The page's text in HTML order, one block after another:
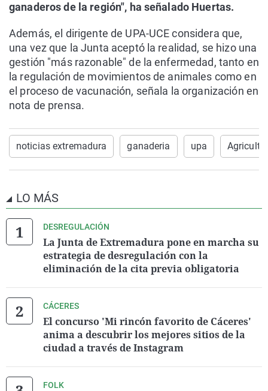
ganaderos de la región", ha señalado Huertas.
Además, el dirigente de UPA-UCE considera que,
una vez que la Junta aceptó la realidad, se hizo una
gestión "más razonable" de la enfermedad, tanto en
la regulación de movimientos de animales como en
el proceso de vacunación, señala la organización en
nota de prensa.
noticias extremadura ganaderia upa
LO MÁS
DESREGULACIÓN
La Junta de Extremadura pone en marcha su
estrategia de desregulación con la
eliminación de la cita previa obligatoria
CÁCERES
El concurso 'Mi rincón favorito de Cáceres'
anima a descubrir los mejores sitios de la
ciudad a través de Instagram
FOLK